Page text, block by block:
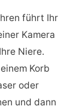
führt Ihr
Kamera
Niere.
Korb
oder
und dann